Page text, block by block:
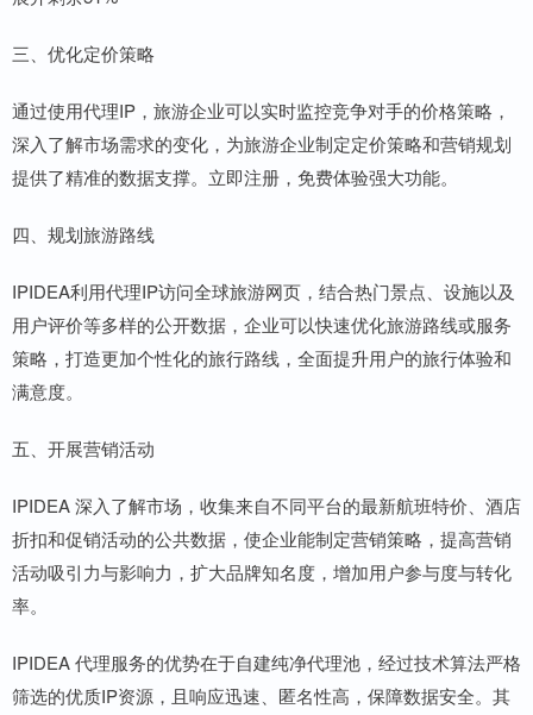
三、优化定价策略
通过使用代理IP，旅游企业可以实时监控竞争对手的价格策略，
深入了解市场需求的变化，为旅游企业制定定价策略和营销规划
提供了精准的数据支撑。立即注册，免费体验强大功能。
四、规划旅游路线
IPIDEA利用代理IP访问全球旅游网页，结合热门景点、设施以及
用户评价等多样的公开数据，企业可以快速优化旅游路线或服务
策略，打造更加个性化的旅行路线，全面提升用户的旅行体验和
满意度。
五、开展营销活动
IPIDEA 深入了解市场，收集来自不同平台的最新航班特价、酒店
折扣和促销活动的公共数据，使企业能制定营销策略，提高营销
活动吸引力与影响力，扩大品牌知名度，增加用户参与度与转化
率。
IPIDEA 代理服务的优势在于自建纯净代理池，经过技术算法严格
筛选的优质IP资源，且响应迅速、匿名性高，保障数据安全。其